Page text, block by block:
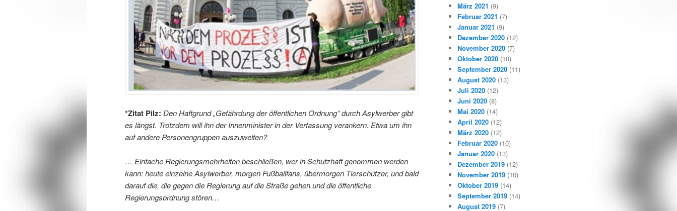
*Zitat Pilz: Den Haftgrund „Gefährdung der öffentlichen Ordnung“ durch Asylwerber gibt
es längst. Trotzdem will ihn der Innenminister in der Verfassung verankern. Etwa um ihn
auf andere Personengruppen auszuweiten?
… Einfache Regierungsmehrheiten beschließen, wer in Schutzhaft genommen werden
kann: heute einzelne Asylwerber, morgen Fußballfans, übermorgen Tierschützer, und bald
darauf die, die gegen die Regierung auf die Straße gehen und die öffentliche
Regierungsordnung stören…
März 2021 (9)
Februar 2021 (7)
Januar 2021 (9)
Dezember 2020 (12)
November 2020 (7)
Oktober 2020 (10)
September 2020 (11)
August 2020 (13)
Juli 2020 (12)
Juni 2020 (8)
Mai 2020 (14)
April 2020 (12)
März 2020 (12)
Februar 2020 (10)
Januar 2020 (13)
Dezember 2019 (12)
November 2019 (10)
Oktober 2019 (14)
September 2019 (14)
August 2019 (7)